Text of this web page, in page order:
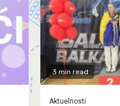
3 min read
Aktuelnosti